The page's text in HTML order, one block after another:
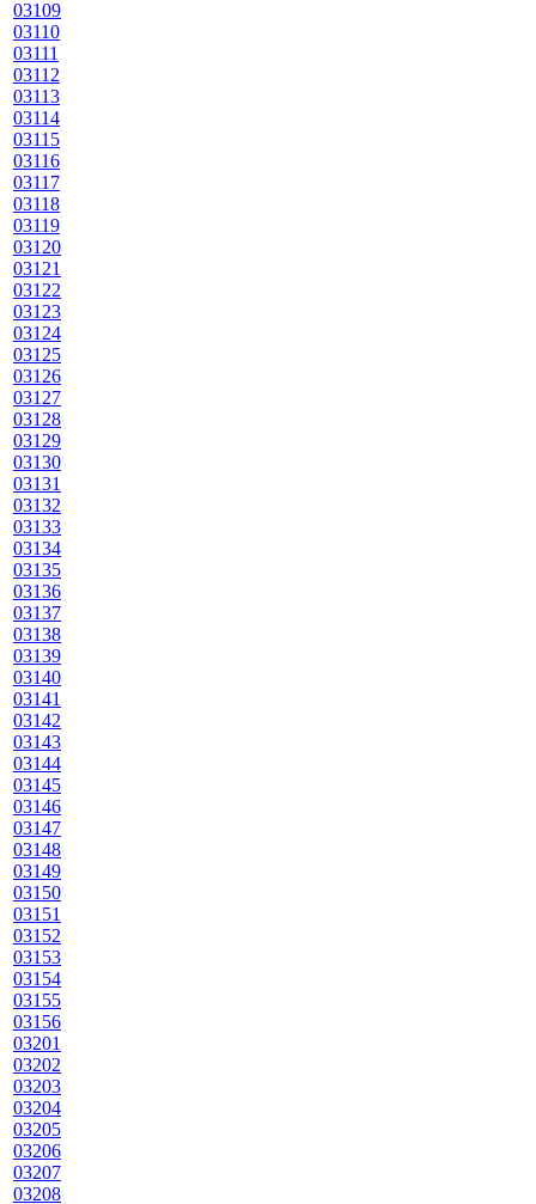
03109
03110
03111
03112
03113
03114
03115
03116
03117
03118
03119
03120
03121
03122
03123
03124
03125
03126
03127
03128
03129
03130
03131
03132
03133
03134
03135
03136
03137
03138
03139
03140
03141
03142
03143
03144
03145
03146
03147
03148
03149
03150
03151
03152
03153
03154
03155
03156
03201
03202
03203
03204
03205
03206
03207
03208